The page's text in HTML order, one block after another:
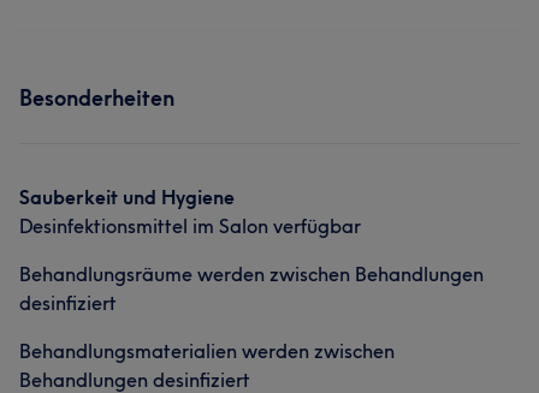
Besonderheiten
Sauberkeit und Hygiene
Desinfektionsmittel im Salon verfügbar
Behandlungsräume werden zwischen Behandlungen
desinfiziert
Behandlungsmaterialien werden zwischen
Behandlungen desinfiziert